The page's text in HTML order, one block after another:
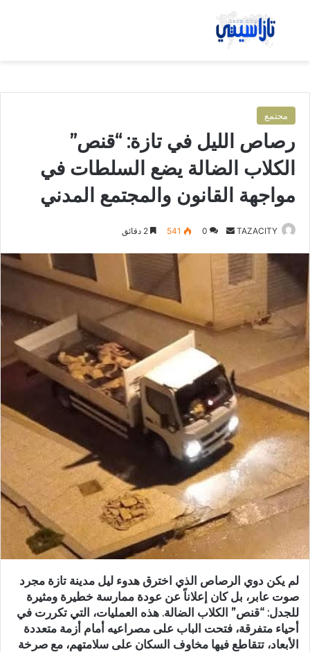
بحث عن
مجتمع
رصاص الليل في تازة: “قنص”
الكلاب الضالة يضع السلطات في
مواجهة القانون والمجتمع المدني
TAZACITY
ب
ي
ا
إ
ل
ك
ت
ر
و
ي
ا
0
541
لم يكن دوي الرصاص الذي اخترق هدوء ليل مدينة تازة مجرد
صوت عابر، بل كان إعلاناً عن عودة ممارسة خطيرة ومثيرة
للجدل: “قنص” الكلاب الضالة. هذه العمليات، التي تكررت في
أحياء متفرقة، فتحت الباب على مصراعيه أمام أزمة متعددة
الأبعاد، تتقاطع فيها مخاوف السكان على سلامتهم، مع صرخة